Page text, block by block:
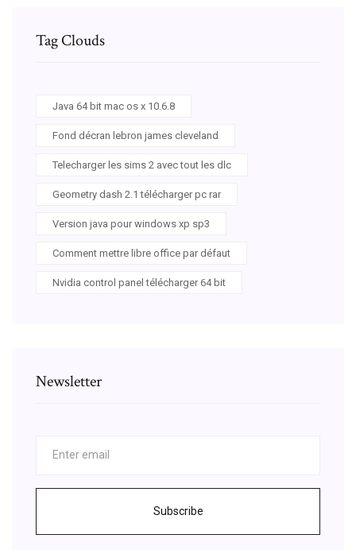
Tag Clouds
Java 64 bit mac os x 10.6.8
Fond décran lebron james cleveland
Telecharger les sims 2 avec tout les dlc
Geometry dash 2.1 télécharger pc rar
Version java pour windows xp sp3
Comment mettre libre office par défaut
Nvidia control panel télécharger 64 bit
Newsletter
Subscribe